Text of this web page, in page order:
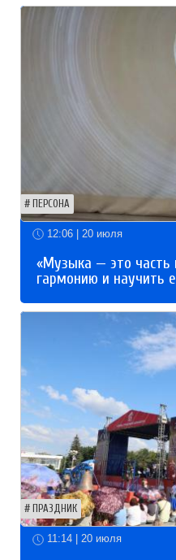
ПЕРСОНА
12:06 | 20 июля
«Музыка — это часть
гармонию и научить
ПРАЗДНИК
11:14 | 20 июля